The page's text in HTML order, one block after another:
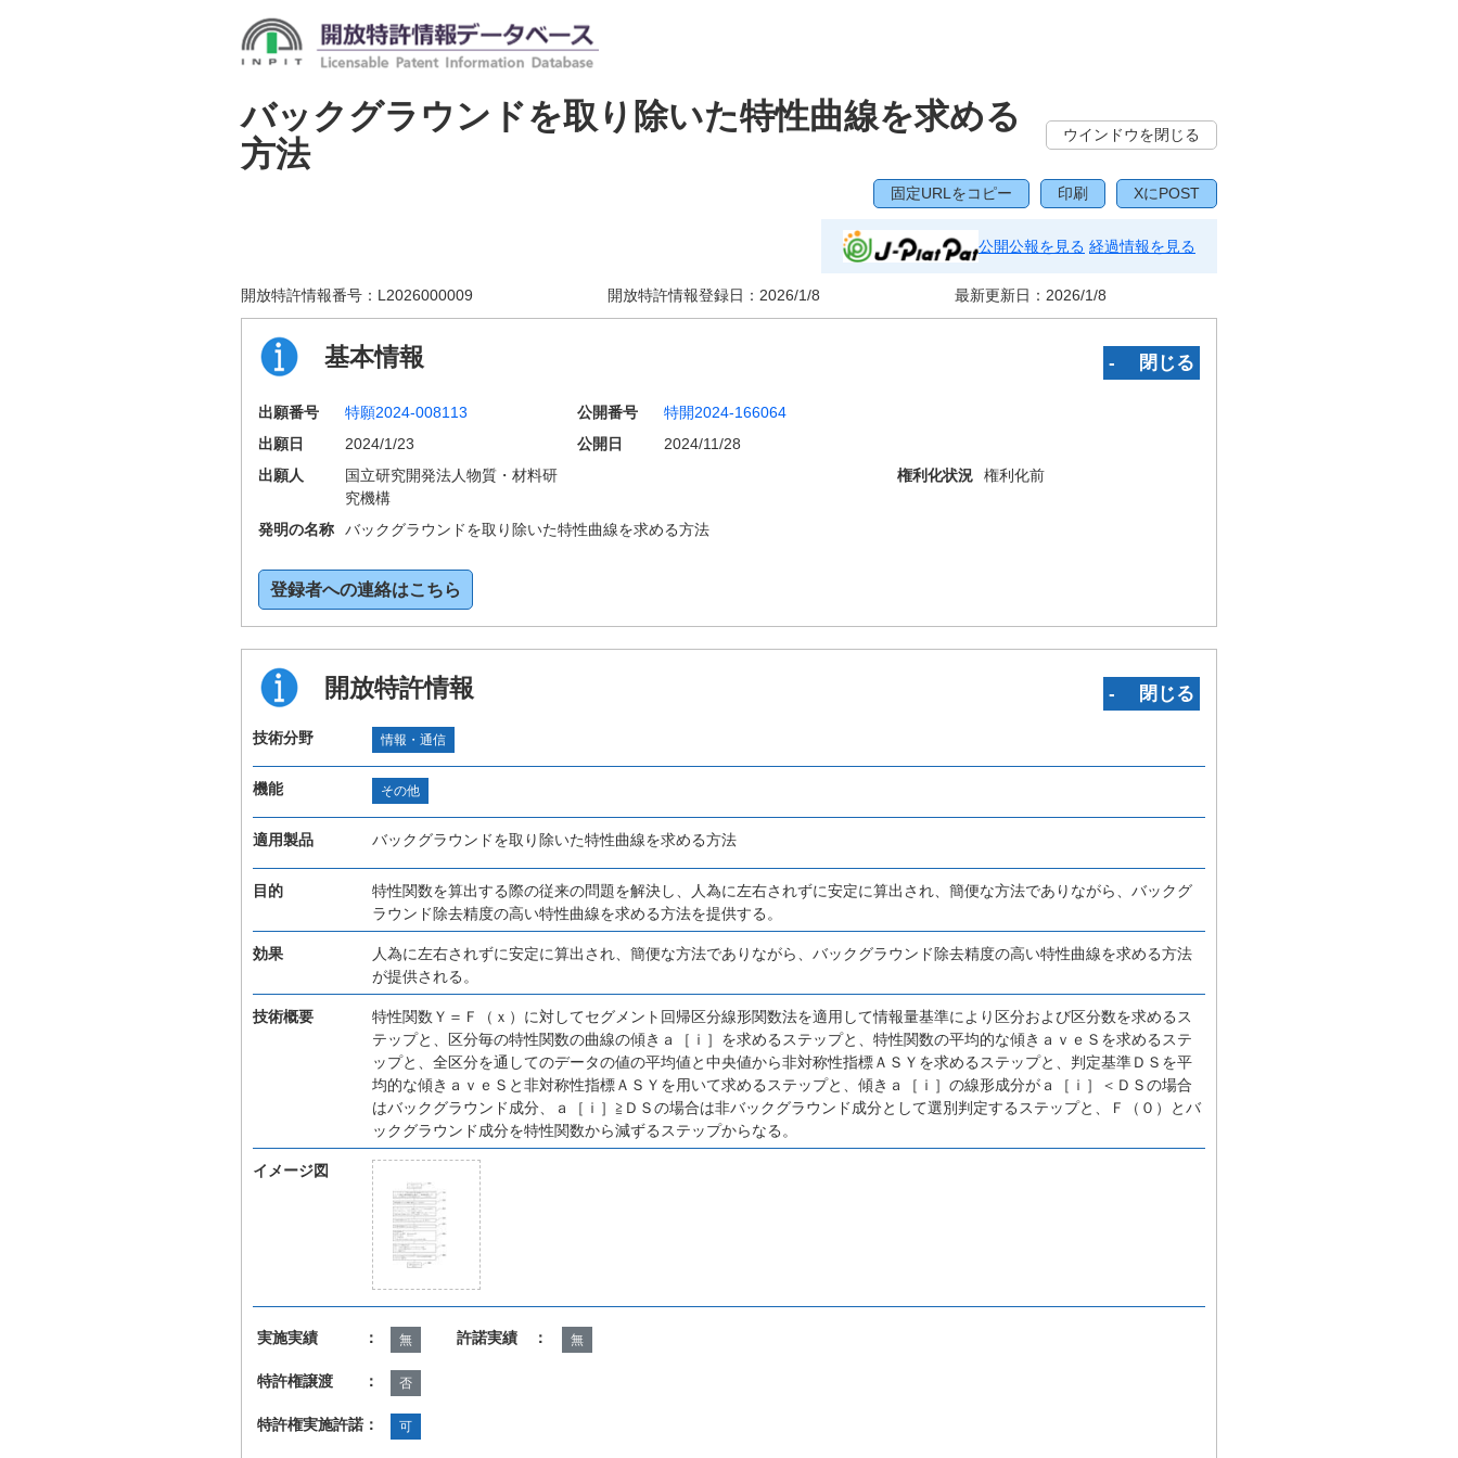
バックグラウンドを取り除いた特性曲線を求める
方法
ウインドウを閉じる
固定URLをコピー 印刷 XにPOST
公開公報を見る 経過情報を見る
開放特許情報番号： L2026000009 開放特許情報登録日： 2026/1/8 最新更新日： 2026/1/8
基本情報 ‐ 閉じる
出願番号 特願2024-008113 公開番号
特開2024-166064
出願日
2024/1/23 公開日
2024/11/28
出願人
国立研究開発法人物質・材料研
究機構
権利化状況 権利化前
発明の名称 バックグラウンドを取り除いた特性曲線を求める方法
登録者への連絡はこちら
開放特許情報 ‐ 閉じる
技術分野 情報・通信
機能 その他
適用製品 バックグラウンドを取り除いた特性曲線を求める方法
目的
特性関数を算出する際の従来の問題を解決し、人為に左右されずに安定に算出され、簡便な方法でありながら、バックグ
ラウンド除去精度の高い特性曲線を求める方法を提供する。
効果
人為に左右されずに安定に算出され、簡便な方法でありながら、バックグラウンド除去精度の高い特性曲線を求める方法
が提供される。
技術概要
特性関数Ｙ＝Ｆ（ｘ）に対してセグメント回帰区分線形関数法を適用して情報量基準により区分および区分数を求めるス
テップと、区分毎の特性関数の曲線の傾きａ［ｉ］を求めるステップと、特性関数の平均的な傾きａｖｅＳを求めるステ
ップと、全区分を通してのデータの値の平均値と中央値から非対称性指標ＡＳＹを求めるステップと、判定基準ＤＳを平
均的な傾きａｖｅＳと非対称性指標ＡＳＹを用いて求めるステップと、傾きａ［ｉ］の線形成分がａ［ｉ］＜ＤＳの場合
はバックグラウンド成分、ａ［ｉ］≧ＤＳの場合は非バックグラウンド成分として選別判定するステップと、Ｆ（０）とバ
ックグラウンド成分を特性関数から減ずるステップからなる。
イメージ図
実施実績 ： 無 許諾実績 ： 無
特許権譲渡 ： 否
特許権実施許諾： 可